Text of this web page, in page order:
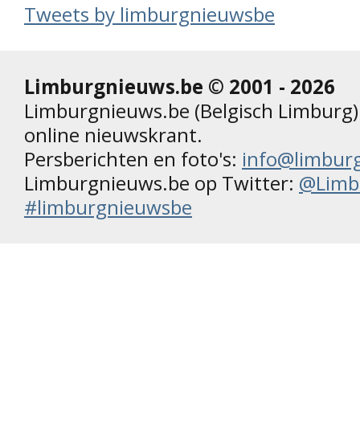
Tweets by limburgnieuwsbe
Limburgnieuws.be © 2001 - 2026
Limburgnieuws.be (Belgisch
online nieuwskrant.
Persberichten en foto's:
Limburgnieuws.be op Twitter:
#limburgnieuwsbe